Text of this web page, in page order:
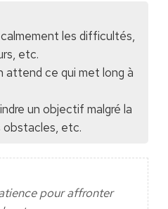
les difficultés,
etc.
attend ce qui met long à
un objectif malgré la
obstacles, etc.
pour affronter